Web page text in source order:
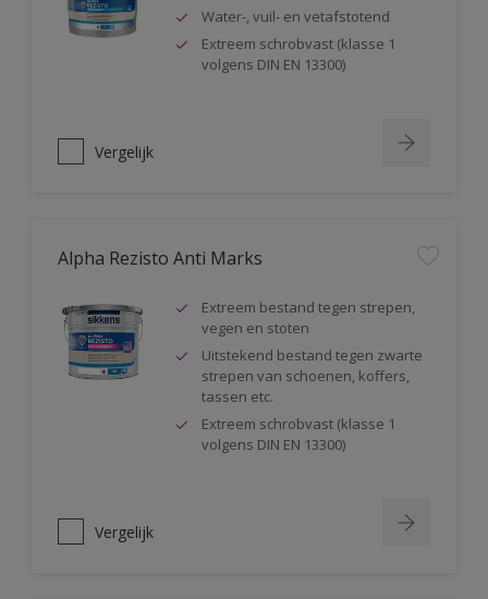
Water-, vuil- en vetafstotend
Extreem schrobvast (klasse 1
volgens DIN EN 13300)
Vergelijk
Alpha Rezisto Anti Marks
Extreem bestand tegen strepen,
vegen en stoten
Uitstekend bestand tegen zwarte
strepen van schoenen, koffers,
tassen etc.
Extreem schrobvast (klasse 1
volgens DIN EN 13300)
Vergelijk